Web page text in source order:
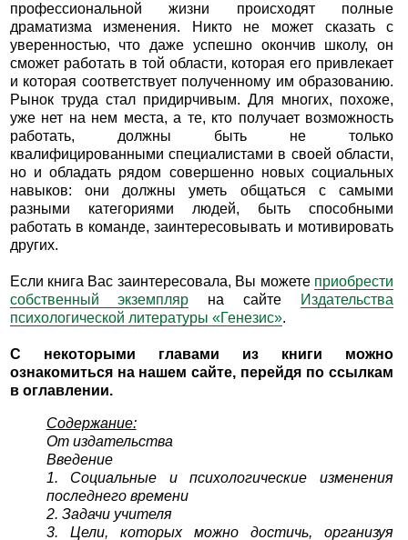
профессиональной жизни происходят полные
драматизма изменения. Никто не может сказать с
уверенностью, что даже успешно окончив школу, он
сможет работать в той области, которая его привлекает
и которая соответствует полученному им образованию.
Рынок труда стал придирчивым. Для многих, похоже,
уже нет на нем места, а те, кто получает возможность
работать, должны быть не только
квалифицированными специалистами в своей области,
но и обладать рядом совершенно новых социальных
навыков: они должны уметь общаться с самыми
разными категориями людей, быть способными
работать в команде, заинтересовывать и мотивировать
других.
Если книга Вас заинтересовала, Вы можете приобрести
собственный экземпляр на сайте
Издательства
психологической литературы «Генезис».
С некоторыми главами из книги можно
ознакомиться на нашем сайте, перейдя по ссылкам
в оглавлении.
Содержание:
От издательства
Введение
1. Социальные и психологические изменения
последнего времени
2. Задачи учителя
3. Цели, которых можно достичь, организуя